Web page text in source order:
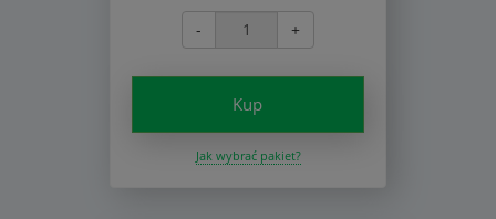
- +
Kup
Jak wybrać pakiet?